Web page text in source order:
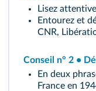
Lisez
Entourez et
CNR,
Conseil n° 2 •
En deux
France en